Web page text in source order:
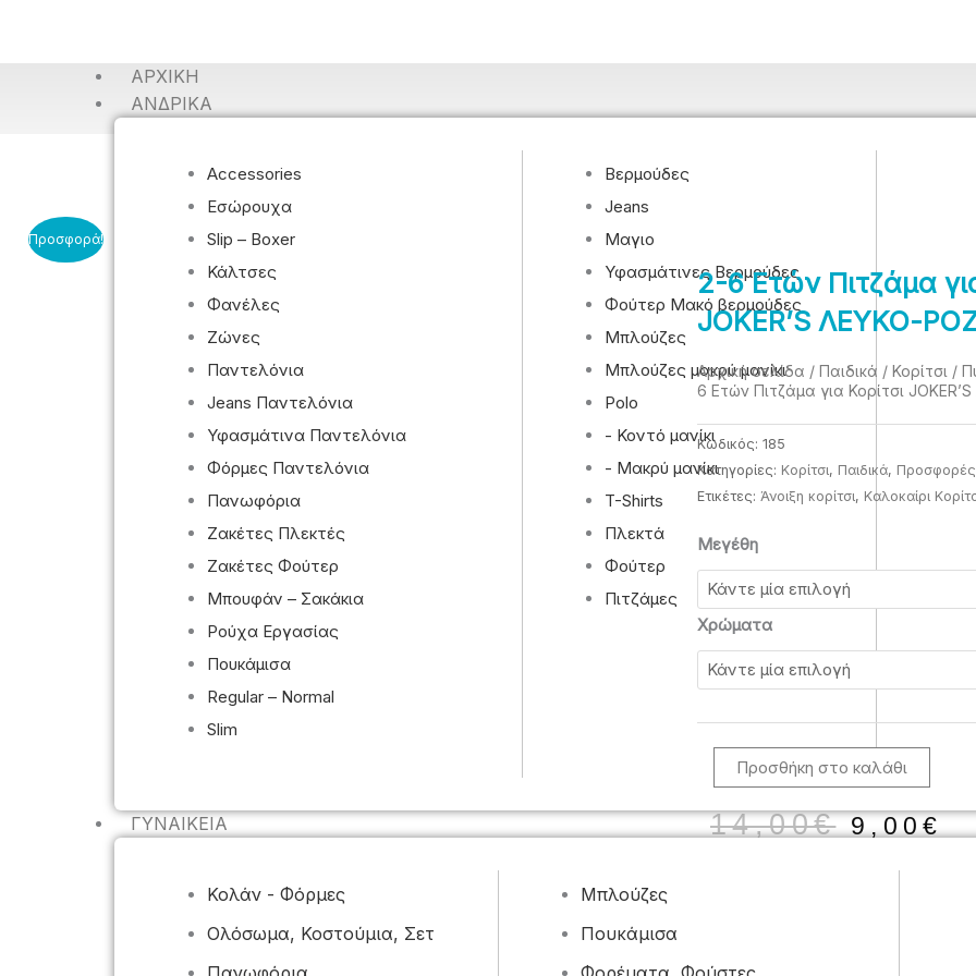
ΑΡΧΙΚΉ
ΑΝΔΡΙΚΆ
Accessories
Εσώρουχα
Slip – Boxer
Κάλτσες
Φανέλες
Ζώνες
Παντελόνια
Jeans Παντελόνια
Υφασμάτινα Παντελόνια
Φόρμες Παντελόνια
Πανωφόρια
Ζακέτες Πλεκτές
Ζακέτες Φούτερ
Μπουφάν – Σακάκια
Ρούχα Εργασίας
Πουκάμισα
Regular – Normal
Slim
Βερμούδες
Jeans
Μαγιο
Υφασμάτινες Βερμούδες
Φούτερ Μακό βερμούδες
Μπλούζες
Μπλούζες μακρύ μανίκι
Polo
- Κοντό μανίκι
- Μακρύ μανίκι
T-Shirts
Πλεκτά
Φούτερ
Πιτζάμες
ΓΥΝΑΙΚΕΊΑ
Κολάν - Φόρμες
Ολόσωμα, Κοστούμια, Σετ
Μπλούζες
Πουκάμισα
Προσφορά!
2-6 Ετών Πιτζάμα
JOKER’S ΛΕΥΚΟ-
Αρχική σελίδα / Παιδικά / Κορίτσι /
6 Ετών Πιτζάμα για Κορίτσι
Κωδικός: 185
Κατηγορίες: Κορίτσι, Παιδικά, Προσφορές
Ετικέτες: Άνοιξη κορίτσι, Καλοκαίρι
Μεγέθη
Χρώματα
2-
6
Ετών
Πιτζάμα
Κορίτσι
ΛΕΥΚΟ-
ΡΟΖ
Προσθήκη στο καλάθι
14,00€
was:
9,00€Η